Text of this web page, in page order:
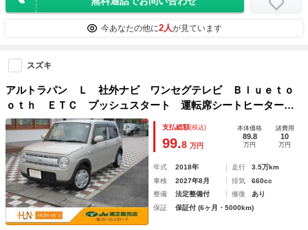
今あなたの他に2人が見ています
スズキ
アルトラパン Ｌ 社外ナビ ワンセグテレビ Ｂｌｕｅｔｏ
ｏｔｈ ＥＴＣ プッシュスタート 運転席シートヒーター
スマートキー
支払総額(税込)
99.8 万円
本体価格
89.8
万円
諸費用
10
万円
年式 2018年 走行
3.5万km
車検
2027年8月 排気
660cc
整備
法定整備付 修復
あり
保証
保証付 (6ヶ月・5000km)